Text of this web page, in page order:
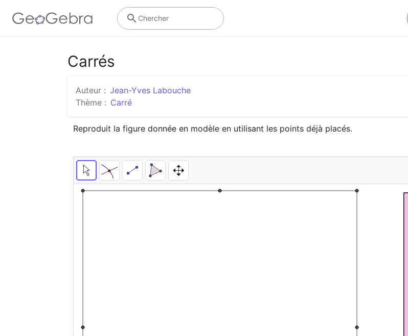
Chercher
Carrés
Auteur : Jean-Yves Labouche
Thème : Carré
Reproduit la figure donnée en modèle en utilisant les points déjà placés.